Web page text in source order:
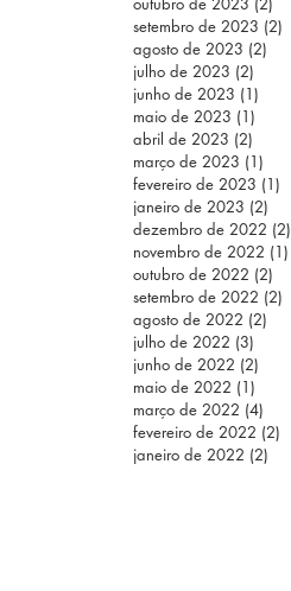
setembro de 2023 (2)
agosto de 2023 (2)
julho de 2023 (2)
junho de 2023 (1)
maio de 2023 (1)
abril de 2023 (2)
março de 2023 (1)
fevereiro de 2023 (1)
janeiro de 2023 (2)
dezembro de 2022 (2)
novembro de 2022 (1)
outubro de 2022 (2)
setembro de 2022 (2)
agosto de 2022 (2)
julho de 2022 (3)
junho de 2022 (2)
maio de 2022 (1)
março de 2022 (4)
fevereiro de 2022 (2)
janeiro de 2022 (2)